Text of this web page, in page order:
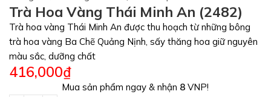
Trà Hoa Vàng Thái Minh An (2482)
Trà hoa vàng Thái Minh An được thu hoạch từ những bông
trà hoa vàng Ba Chẽ Quảng Nịnh, sấy thăng hoa giữ nguyên
màu sắc, dưỡng chất
416,000₫
Mua sản phẩm ngay & nhận 8 VNP!